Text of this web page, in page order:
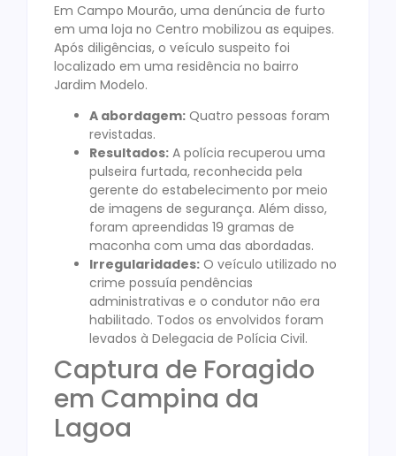
Em Campo Mourão, uma denúncia de furto
em uma loja no Centro mobilizou as equipes.
Após diligências, o veículo suspeito foi
localizado em uma residência no bairro
Jardim Modelo.
A abordagem: Quatro pessoas foram
revistadas.
Resultados: A polícia recuperou uma
pulseira furtada, reconhecida pela
gerente do estabelecimento por meio
de imagens de segurança. Além disso,
foram apreendidas 19 gramas de
maconha com uma das abordadas.
Irregularidades: O veículo utilizado no
crime possuía pendências
administrativas e o condutor não era
habilitado. Todos os envolvidos foram
levados à Delegacia de Polícia Civil.
Captura de Foragido
em Campina da
Lagoa